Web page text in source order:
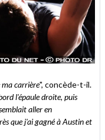
carrière", concède-t-il.
l'épaule droite, puis
aller en
que j'ai gagné à Austin et